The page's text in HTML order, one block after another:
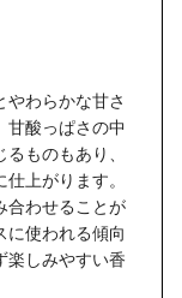
わらかな甘さ
甘酸っぱさの中
ものもあり、
上がります。
合わせることが
に使われる傾向
楽しみやすい香